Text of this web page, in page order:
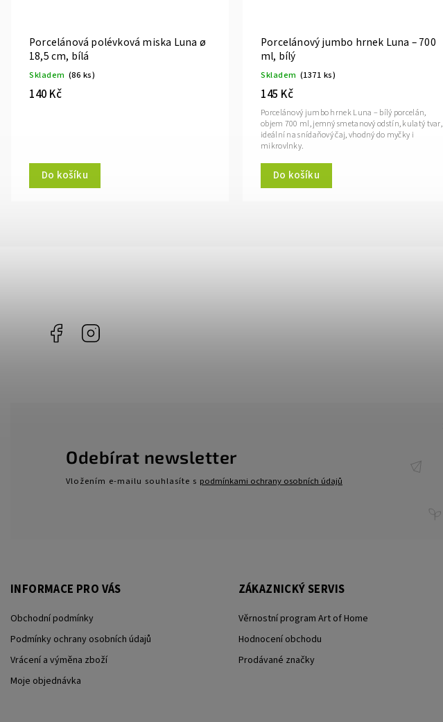
Porcelánová polévková miska Luna ø
18,5 cm, bílá
Skladem (86 ks)
140 Kč
Do košíku
Porcelánový jumbo hrnek Luna – 700
ml, bílý
Skladem (1371 ks)
145 Kč
Do košíku
Porcelánový jumbo hrnek Luna – bílý porcelán,
objem 700 ml, jemný smetanový odstín, kulatý tvar,
ideální na snídaňový čaj, vhodný do myčky i
mikrovlnky.
Facebook
Odebírat newsletter
Vložením e-mailu souhlasíte s podmínkami ochrany osobních údajů
INFORMACE PRO VÁS
Obchodní podmínky
Podmínky ochrany osobních údajů
Vrácení a výměna zboží
Moje objednávka
ZÁKAZNICKÝ SERVIS
Věrnostní program Art of Home
Hodnocení obchodu
Prodávané značky